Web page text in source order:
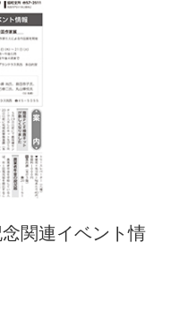
関連イベント情